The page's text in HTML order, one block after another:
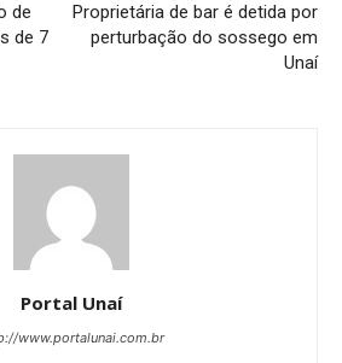
de
de 7
Proprietária de bar é detida por
perturbação do sossego em
Unaí
Portal Unaí
www.portalunai.com.br